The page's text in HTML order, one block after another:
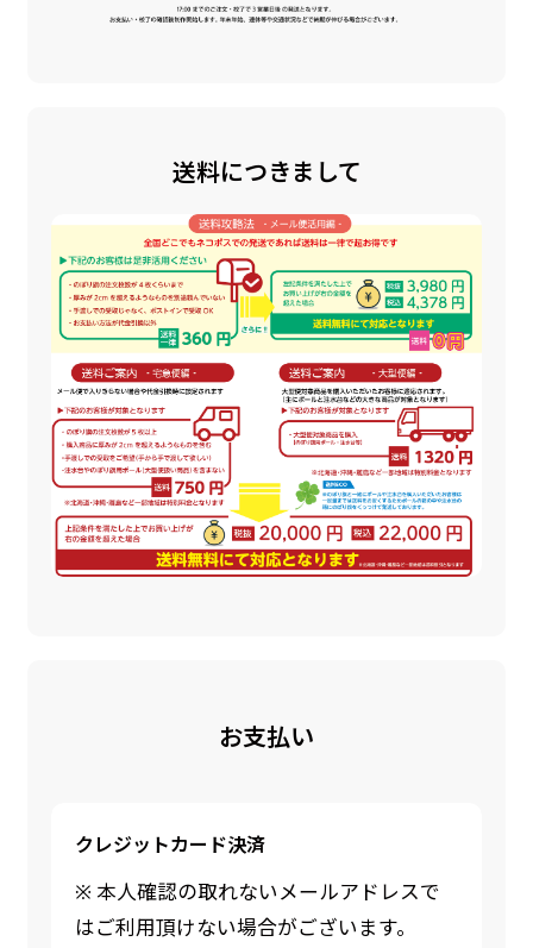
送料につきまして
お支払い
クレジットカード決済
※ 本人確認の取れないメールアドレスで
はご利用頂けない場合がございます。